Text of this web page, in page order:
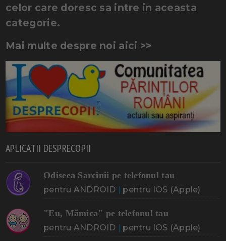
celor care doresc sa intre in aceasta
categorie.
Mai multe despre noi aici >>
APLICATII DESPRECOPII
Odiseea Sarcinii pe telefonul tau
pentru ANDROID pentru IOS (Apple)
"Eu, Mămica" pe telefonul tau
pentru ANDROID pentru IOS (Apple)